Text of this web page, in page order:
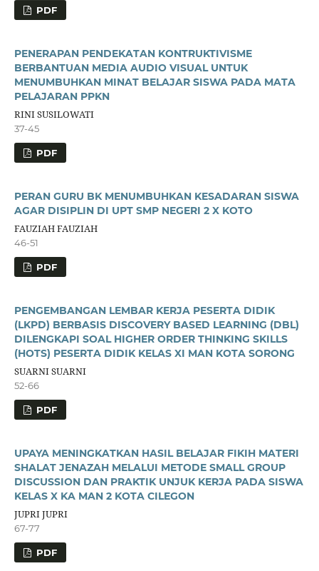
PDF
PENERAPAN PENDEKATAN KONTRUKTIVISME
BERBANTUAN MEDIA AUDIO VISUAL UNTUK
MENUMBUHKAN MINAT BELAJAR SISWA PADA MATA
PELAJARAN PPKN
RINI SUSILOWATI
37-45
PDF
PERAN GURU BK MENUMBUHKAN KESADARAN SISWA
AGAR DISIPLIN DI UPT SMP NEGERI 2 X KOTO
FAUZIAH FAUZIAH
46-51
PDF
PENGEMBANGAN LEMBAR KERJA PESERTA DIDIK
(LKPD) BERBASIS DISCOVERY BASED LEARNING (DBL)
DILENGKAPI SOAL HIGHER ORDER THINKING SKILLS
(HOTS) PESERTA DIDIK KELAS XI MAN KOTA SORONG
SUARNI SUARNI
52-66
PDF
UPAYA MENINGKATKAN HASIL BELAJAR FIKIH MATERI
SHALAT JENAZAH MELALUI METODE SMALL GROUP
DISCUSSION DAN PRAKTIK UNJUK KERJA PADA SISWA
KELAS X KA MAN 2 KOTA CILEGON
JUPRI JUPRI
67-77
PDF